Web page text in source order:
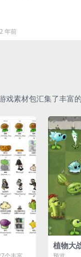
2 年前
戏素材包汇集了丰富
植物大